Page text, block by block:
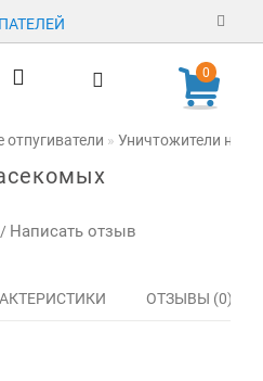
Регистрация
0
Уничтожители
/ Написать отзыв
ОТЗЫВЫ (0)